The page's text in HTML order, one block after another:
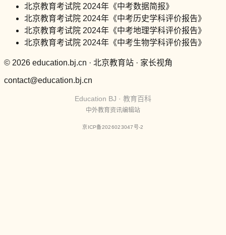
北京教育考试院 2024年《中考数据简报》
北京教育考试院 2024年《中考历史学科评价报告》
北京教育考试院 2024年《中考地理学科评价报告》
北京教育考试院 2024年《中考生物学科评价报告》
© 2026 education.bj.cn · 北京教育站 · 家长视角
contact@education.bj.cn
Education BJ · 教育百科
中外教育资讯编辑站
京ICP备2026023047号-2